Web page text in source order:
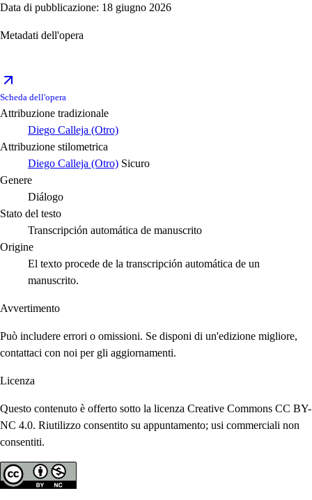
Data di pubblicazione: 18 giugno 2026
Metadati dell'opera
Scheda dell'opera
Attribuzione tradizionale
Diego Calleja (Otro)
Attribuzione stilometrica
Diego Calleja (Otro) Sicuro
Genere
Diálogo
Stato del testo
Transcripción automática de manuscrito
Origine
El texto procede de la transcripción automática de un
manuscrito.
Avvertimento
Può includere errori o omissioni. Se disponi di un'edizione migliore,
contattaci con noi per gli aggiornamenti.
Licenza
Questo contenuto è offerto sotto la licenza Creative Commons CC BY-
NC 4.0. Riutilizzo consentito su appuntamento; usi commerciali non
consentiti.